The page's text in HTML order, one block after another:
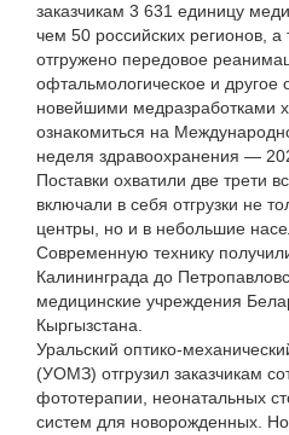
заказчикам 3 631 единицу
чем 50 российских регионов,
отгружено передовое
офтальмологическое и другое
новейшими медразработками
ознакомиться на
неделя здравоохранения —
Поставки охватили две трети
включали в себя отгрузки не
центры, но и в небольшие
Современную технику
Калининграда до
медицинские учреждения
Кыргызстана.
Уральский оптико-
(УОМЗ) отгрузил заказчикам
фототерапии, неонатальных
систем для новорожденных.